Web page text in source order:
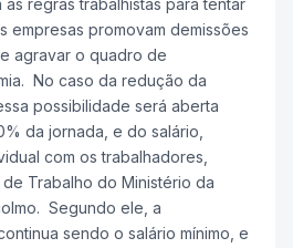
regras trabalhistas para tentar
empresas promovam demissões
agravar o quadro de
No caso da redução da
possibilidade será aberta
da jornada, e do salário,
com os trabalhadores,
Trabalho do Ministério da
Segundo ele, a
sendo o salário mínimo, e